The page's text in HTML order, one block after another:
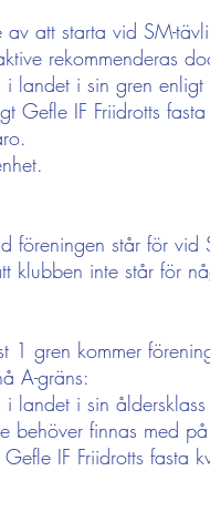
att starta vid SM-
rekommenderas
i sin gren enligt
Gefle IF Friidrotts fasta
föreningen står för
klubben inte står för
1 gren kommer
A-gräns:
i sin
finnas med
IF Friidrotts fasta